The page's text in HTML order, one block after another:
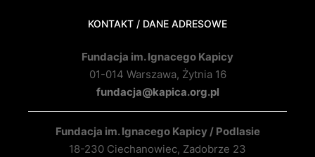
KONTAKT / DANE ADRESOWE
Fundacja im. Ignacego Kapicy
01-014 Warszawa, Żytnia 16
fundacja@kapica.org.pl
Fundacja im. Ignacego Kapicy / Podlasie
18-230 Ciechanowiec, Zadobrze 23